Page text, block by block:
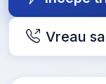
Vreau